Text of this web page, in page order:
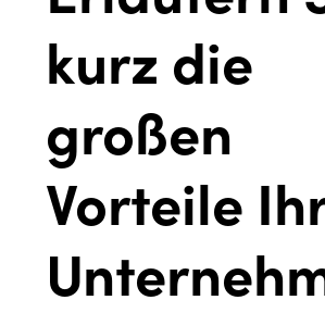
kurz die
großen
Vorteile